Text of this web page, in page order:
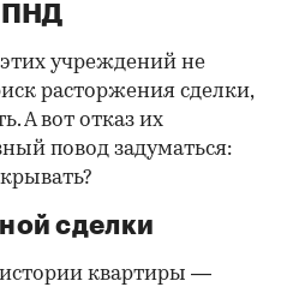
ПНД
учреждений не
расторжения сделки,
А вот отказ их
повод задуматься:
сделки
квартиры —